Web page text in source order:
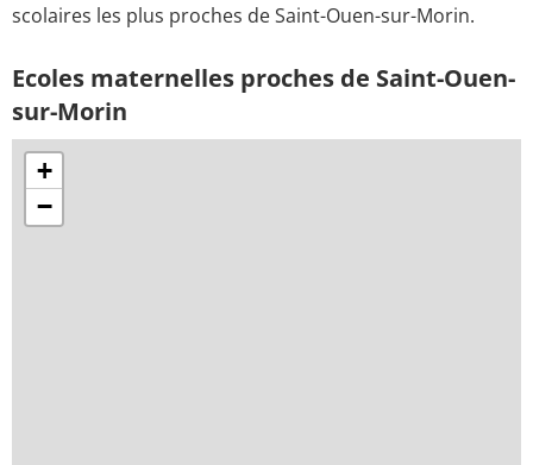
scolaires les plus proches de Saint-Ouen-sur-Morin.
Ecoles maternelles proches de Saint-Ouen-
sur-Morin
+
−